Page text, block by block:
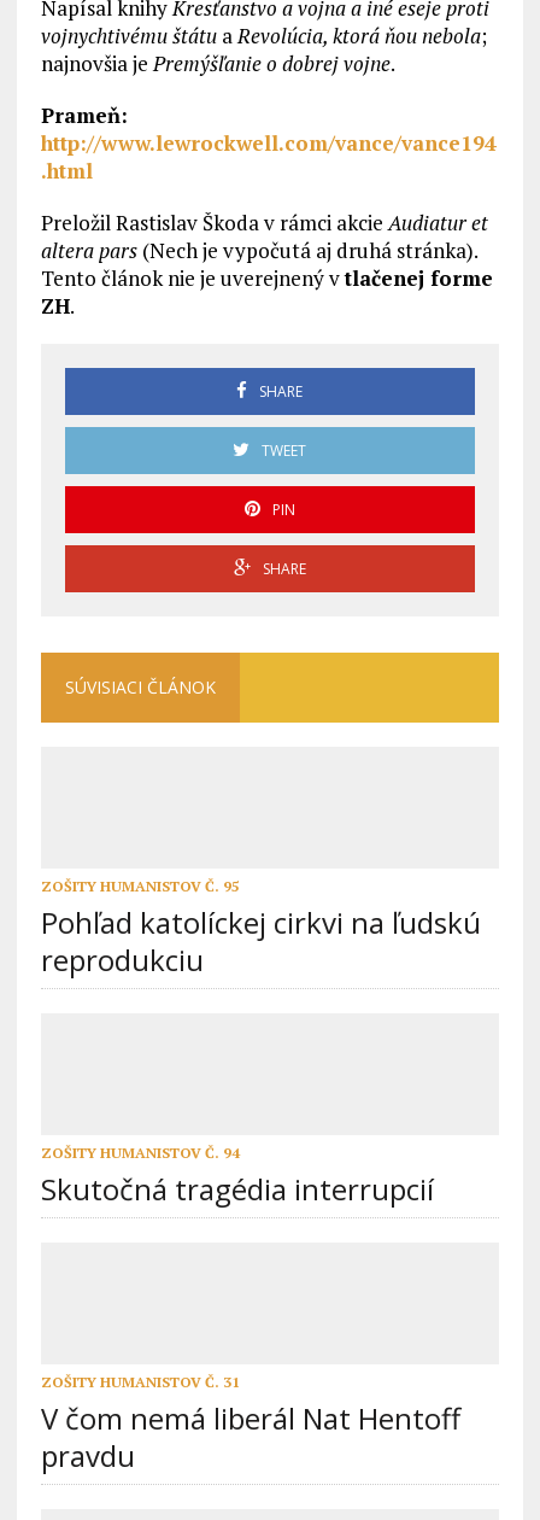
Napísal knihyKresťanstvo a vojna a iné eseje proti
vojnychtivému štátuaRevolúcia, ktorá ňou nebola;
najnovšia jePremýšľanie o dobrej vojne.
Prameň:
http://www.lewrockwell.com/vance/vance194
.html
Preložil Rastislav Škoda v rámci akcieAudiatur et
altera pars(Nech je vypočutá aj druhá stránka).
Tento článok nie je uverejnený vtlačenej forme
ZH.
SHARE
TWEET
PIN
SHARE
SÚVISIACI ČLÁNOK
ZOŠITY HUMANISTOV Č. 95
Pohľad katolíckej cirkvi na ľudskú
reprodukciu
ZOŠITY HUMANISTOV Č. 94
Skutočná tragédia interrupcií
ZOŠITY HUMANISTOV Č. 31
V čom nemá liberál Nat Hentoff
pravdu